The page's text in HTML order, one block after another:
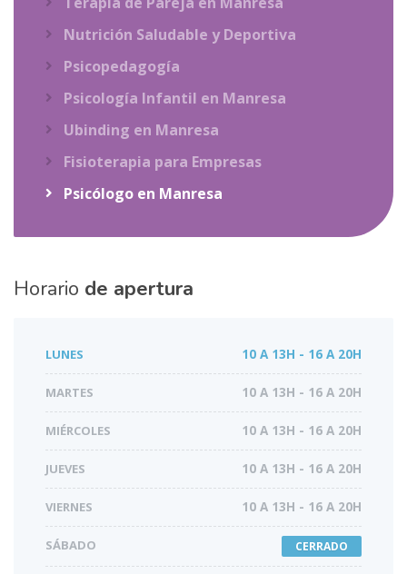
Nutrición Saludable y Deportiva
Psicopedagogía
Psicología Infantil en Manresa
Ubinding en Manresa
Fisioterapia para Empresas
Psicólogo en Manresa
Horario de apertura
LUNES 10 A 13H - 16 A 20H
MARTES 10 A 13H - 16 A 20H
MIÉRCOLES 10 A 13H - 16 A 20H
JUEVES 10 A 13H - 16 A 20H
VIERNES 10 A 13H - 16 A 20H
SÁBADO CERRADO